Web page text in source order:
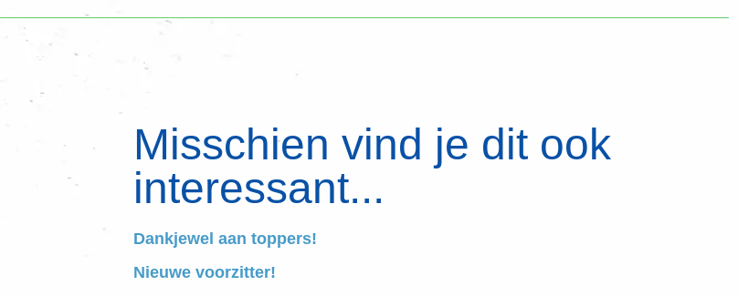
Misschien vind je dit ook
interessant...
Dankjewel aan toppers!
Nieuwe voorzitter!